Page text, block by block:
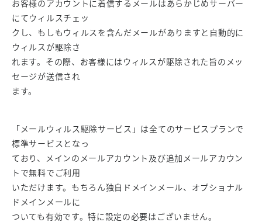
お客様のアカウントに着信するメールはあらかじめサーバー
にてウィルスチェッ
クし、もしもウィルスを含んだメールがありますと自動的に
ウィルスが駆除さ
れます。その際、お客様にはウィルスが駆除された旨のメッ
セージが送信され
ます。
「メールウィルス駆除サービス」は全てのサービスプランで
標準サービスとなっ
ており、メインのメールアカウント及び追加メールアカウン
トで無料でご利用
いただけます。もちろん独自ドメインメール、オプショナル
ドメインメールに
ついても有効です。特に設定の必要はございません。